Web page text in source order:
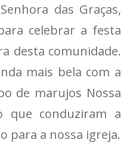
das Graças,
celebrar a festa
desta comunidade.
mais bela com a
de marujos Nossa
que conduziram a
para a nossa igreja.